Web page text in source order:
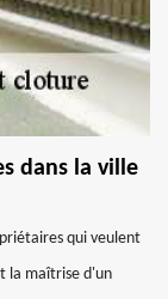
dans la ville
qui veulent
la maîtrise d'un